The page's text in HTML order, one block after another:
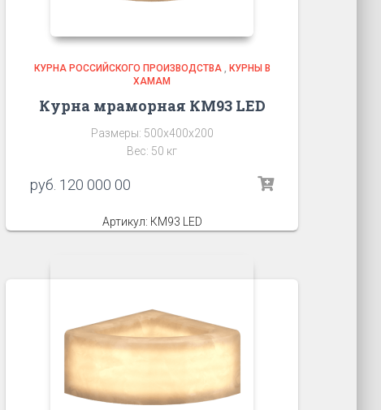
КУРНА РОССИЙСКОГО ПРОИЗВОДСТВА, КУРНЫ В
ХАМАМ
Курна мраморная КМ93 LED
Размеры: 500х400х200
Вес: 50 кг
руб. 120 000 00
Артикул: КМ93 LED